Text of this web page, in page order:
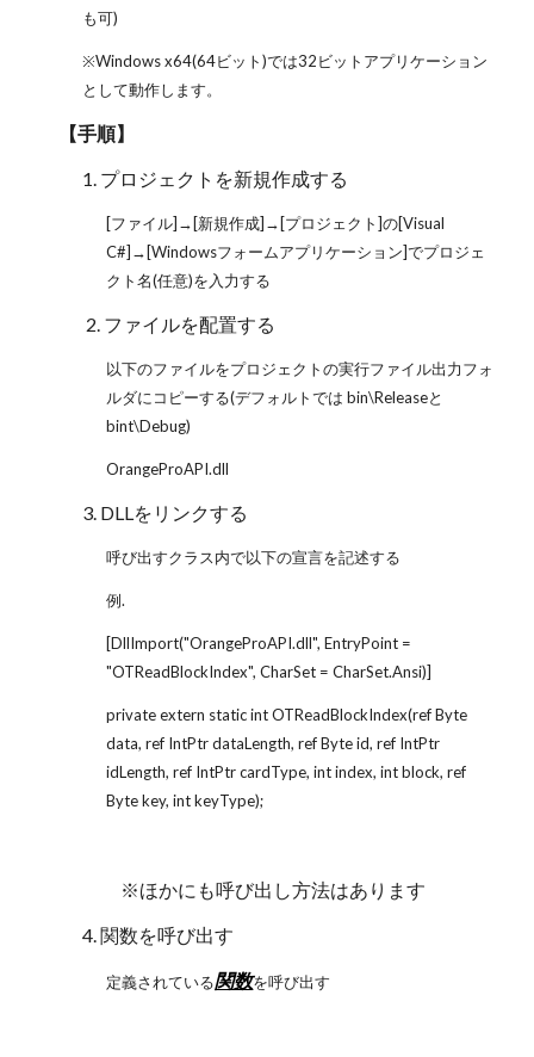
も可)
※Windows x64(64ビット)では32ビットアプリケーション
として動作します。
【手順】
1. プロジェクトを新規作成する
[ファイル]→[新規作成]→[プロジェクト]の[Visual
C#]→[Windowsフォームアプリケーション]でプロジェ
クト名(任意)を入力する
2. ファイルを配置する
以下のファイルをプロジェクトの実行ファイル出力フォ
ルダにコピーする(デフォルトでは bin\Releaseと
bint\Debug)
OrangeProAPI.dll
3. DLLをリンクする
呼び出すクラス内で以下の宣言を記述する
例.
[DllImport("OrangeProAPI.dll", EntryPoint =
"OTReadBlockIndex", CharSet = CharSet.Ansi)]
private extern static int OTReadBlockIndex(ref Byte
data, ref IntPtr dataLength, ref Byte id, ref IntPtr
idLength, ref IntPtr cardType, int index, int block, ref
Byte key, int keyType);
※ほかにも呼び出し方法はあります
4. 関数を呼び出す
定義されている関数を呼び出す